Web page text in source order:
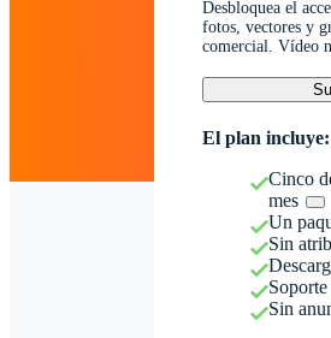
Desbloquea el
fotos, vectores y
comercial. Vídeo
El plan incluye:
Cinco
mes
Un
Sin
Sin